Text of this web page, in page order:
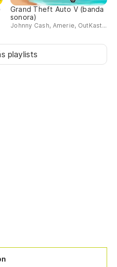
Grand Theft Auto V (banda
sonora)
Johnny Cash, Amerie, OutKast...
playlists